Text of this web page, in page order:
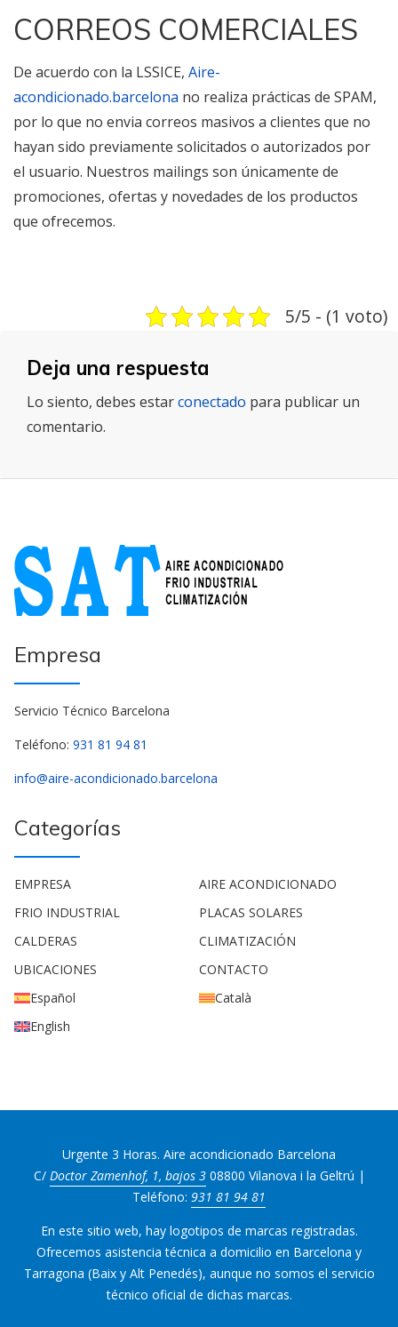
CORREOS COMERCIALES
De acuerdo con la LSSICE, Aire-
acondicionado.barcelona no realiza prácticas de SPAM,
por lo que no envia correos masivos a clientes que no
hayan sido previamente solicitados o autorizados por
el usuario. Nuestros mailings son únicamente de
promociones, ofertas y novedades de los productos
que ofrecemos.
5/5 - (1 voto)
Deja una respuesta
Lo siento, debes estarconectado para publicar un
comentario.
Empresa
Servicio Técnico Barcelona
Teléfono: 931 81 94 81
info@aire-acondicionado.barcelona
Categorías
EMPRESA
AIRE ACONDICIONADO
FRIO INDUSTRIAL
PLACAS SOLARES
CALDERAS
CLIMATIZACIÓN
UBICACIONES
CONTACTO
Español
Català
English
Urgente 3 Horas. Aire acondicionado Barcelona
C/ Doctor Zamenhof, 1, bajos 308800 Vilanova i la Geltrú |
Teléfono: 931 81 94 81
En este sitio web, hay logotipos de marcas registradas.
Ofrecemos asistencia técnica a domicilio en Barcelona y
Tarragona (Baix y Alt Penedés), aunque no somos el servicio
técnico oficial de dichas marcas.